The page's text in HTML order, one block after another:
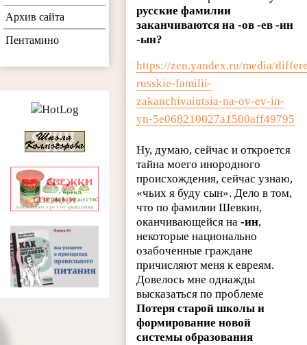
русские фамилии
заканчиваются на -ов -ев -ин
-ын?
https://zen.yandex.ru/media/
russkie-familii-
zakanchivaiutsia-na-ov-ev-in-
yn-5e068210027a1500aff49795
Ну, думаю, сейчас и откроется
тайна моего инородного
происхождения, сейчас узнаю,
«чьих я буду сын». Дело в том,
что по фамилии Шевкин,
оканчивающейся на-ин,
некоторые национально
озабоченные граждане
причисляют меня к евреям.
Довелось мне однажды
высказаться по проблеме
Потеря старой школы и
формирование новой
системы образования
Архив сайта
Пентамино